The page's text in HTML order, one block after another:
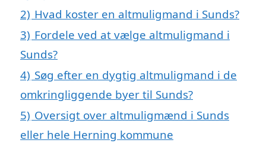
2) Hvad koster en altmuligmand i Sunds?
3) Fordele ved at vælge altmuligmand i
Sunds?
4) Søg efter en dygtig altmuligmand i de
omkringliggende byer til Sunds?
5) Oversigt over altmuligmænd i Sunds
eller hele Herning kommune